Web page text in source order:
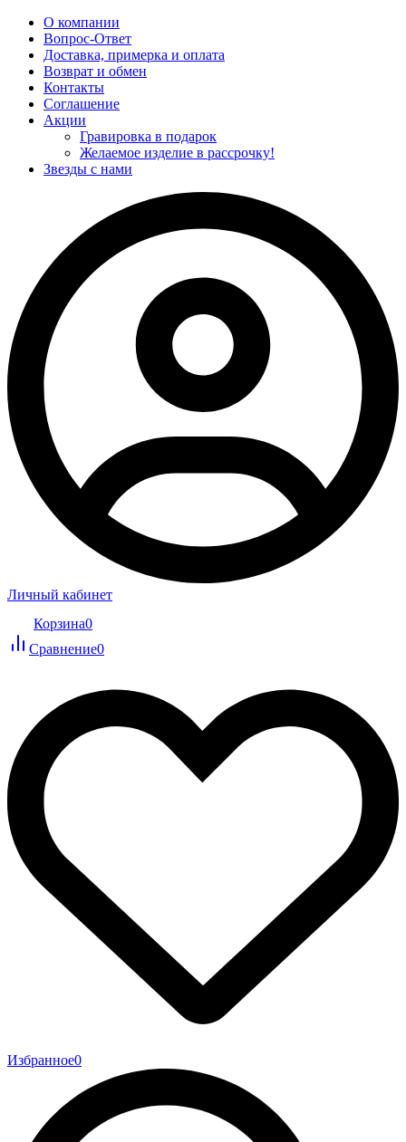
О компании
Вопрос-Ответ
Доставка, примерка и оплата
Возврат и обмен
Контакты
Соглашение
Акции
Гравировка в подарок
Желаемое изделие в рассрочку!
Звезды с нами
Личный кабинет
Корзина0
Сравнение0
Избранное0